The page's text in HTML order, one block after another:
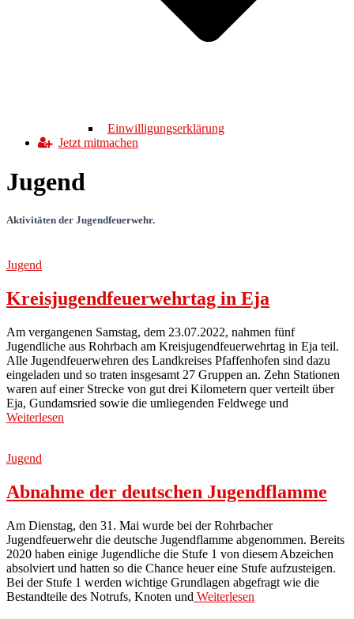
Einwilligungserklärung
Jetzt mitmachen
Jugend
Aktivitäten der Jugendfeuerwehr.
Jugend
Kreisjugendfeuerwehrtag in Eja
Am vergangenen Samstag, dem 23.07.2022, nahmen fünf
Jugendliche aus Rohrbach am Kreisjugendfeuerwehrtag in Eja teil.
Alle Jugendfeuerwehren des Landkreises Pfaffenhofen sind dazu
eingeladen und so traten insgesamt 27 Gruppen an. Zehn Stationen
waren auf einer Strecke von gut drei Kilometern quer verteilt über
Eja, Gundamsried sowie die umliegenden Feldwege und
Weiterlesen
Jugend
Abnahme der deutschen Jugendflamme
Am Dienstag, den 31. Mai wurde bei der Rohrbacher
Jugendfeuerwehr die deutsche Jugendflamme abgenommen. Bereits
2020 haben einige Jugendliche die Stufe 1 von diesem Abzeichen
absolviert und hatten so die Chance heuer eine Stufe aufzusteigen.
Bei der Stufe 1 werden wichtige Grundlagen abgefragt wie die
Bestandteile des Notrufs, Knoten und Weiterlesen